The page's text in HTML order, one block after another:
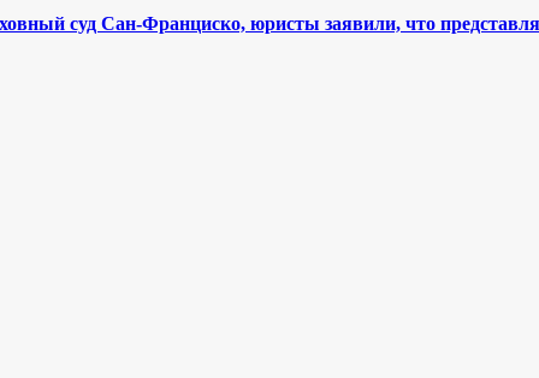
суд Сан-Франциско, юристы заявили, что